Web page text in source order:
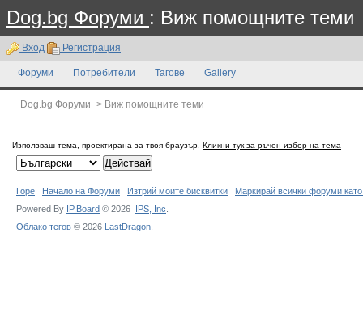
Dog.bg Форуми : Виж помощните теми
Вход Регистрация
Форуми Потребители Тагове Gallery
Dog.bg Форуми > Виж помощните теми
Използваш тема, проектирана за твоя браузър. Кликни тук за ръчен избор на тема
Горе Начало на Форуми Изтрий моите бисквитки
Маркирай всички форуми
Powered By IP.Board © 2026 IPS, Inc
Облако тегов © 2026 LastDragon